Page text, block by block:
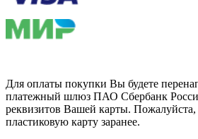
Для оплаты покупки Вы будете
платежный шлюз ПАО Сбербанк
реквизитов Вашей карты.
пластиковую карту заранее.